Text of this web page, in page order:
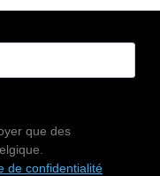
que des
de confidentialité